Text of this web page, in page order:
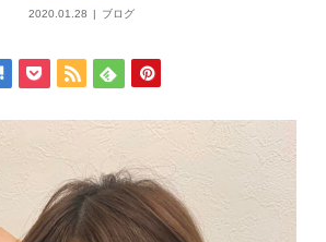
2020.01.28 ブログ